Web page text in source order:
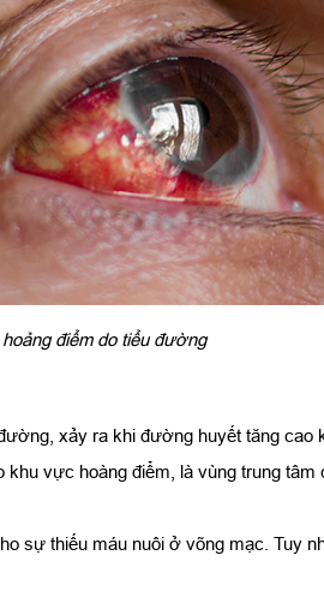
hoảng điểm do tiểu đường
xảy ra khi đường huyết tăng
vực hoàng điểm, là vùng trung
sự thiếu máu nuôi ở võng mạc. Tuy